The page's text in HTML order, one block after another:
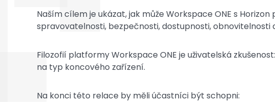
Naším cílem je ukázat, jak může Workspace ONE s
spravovatelnosti, bezpečnosti, dostupnosti, obnovitelnosti
Filozofií platformy Workspace ONE je uživatelská
na typ koncového zařízení.
Na konci této relace by měli účastníci být schopni: